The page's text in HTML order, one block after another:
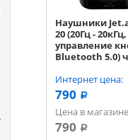
Наушники
20 (20Гц -
управление
Bluetooth 5.0)
Интернет цена:
790 a
Цена в
790 a